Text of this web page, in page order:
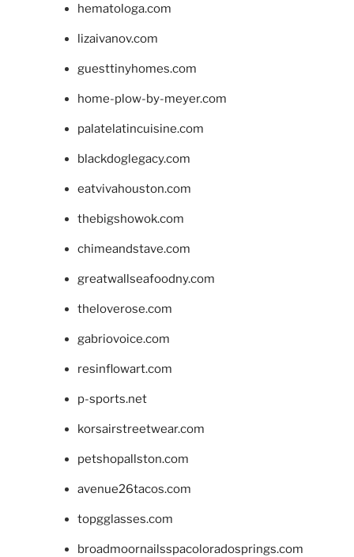
hematologa.com
lizaivanov.com
guesttinyhomes.com
home-plow-by-meyer.com
palatelatincuisine.com
blackdoglegacy.com
eatvivahouston.com
thebigshowok.com
chimeandstave.com
greatwallseafoodny.com
theloverose.com
gabriovoice.com
resinflowart.com
p-sports.net
korsairstreetwear.com
petshopallston.com
avenue26tacos.com
topgglasses.com
broadmoornailsspacoloradosprings.com